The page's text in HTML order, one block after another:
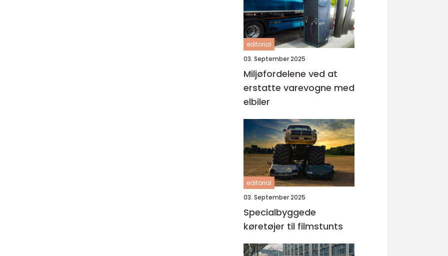
editorial
03. September 2025
Miljøfordelene ved at
erstatte varevogne med
elbiler
editorial
03. September 2025
Specialbyggede
køretøjer til filmstunts